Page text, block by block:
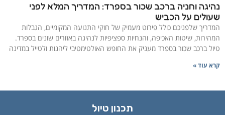
נהיגה וחניה ברכב שכור בספרד: המדריך המלא לפני
שעולים על הכביש
​המדריך שלפניכם כולל פירוט מעמיק של חוקי התנועה המקומיים, הגבלות
המהירות, שיטות האכיפה, והנחיות ספציפיות לנהיגה באזורים שונים בספרד.
טיול ברכב שכור בספרד מעניק את החופש האולטימטיבי ליהנות ולטייל במדינה
קרא עוד »
תכנון טיול